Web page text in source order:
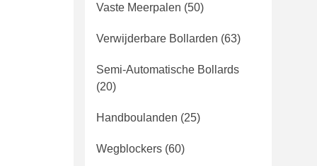
Vaste Meerpalen (50)
Verwijderbare Bollarden (63)
Semi-Automatische Bollards
(20)
Handboulanden (25)
Wegblockers (60)